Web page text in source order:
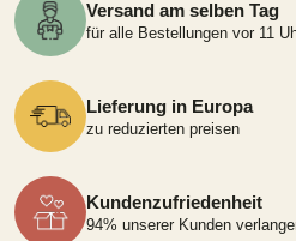
Versand am selben Tag
für alle Bestellungen vor 11
Lieferung in Europa
zu reduzierten preisen
Kundenzufriedenheit
94% unserer Kunden